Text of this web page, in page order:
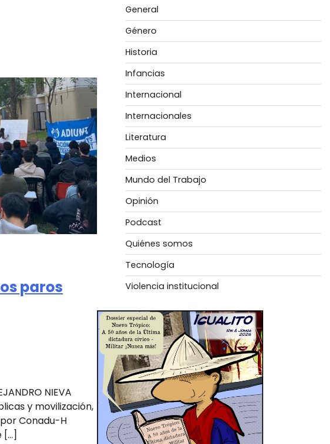
paros
NIEVA
y movilización,
Conadu-H
[…]
General
Género
Historia
Infancias
Internacional
Internacionales
Literatura
Medios
Mundo del Trabajo
Opinión
Podcast
Quiénes somos
Tecnología
Violencia institucional